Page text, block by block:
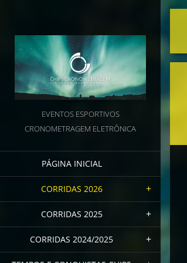
EVENTOS ESPORTIVOS
CRONOMETRAGEM ELETRÔNICA
PÁGINA INICIAL
CORRIDAS 2026
CORRIDAS 2025
CORRIDAS 2024/2025